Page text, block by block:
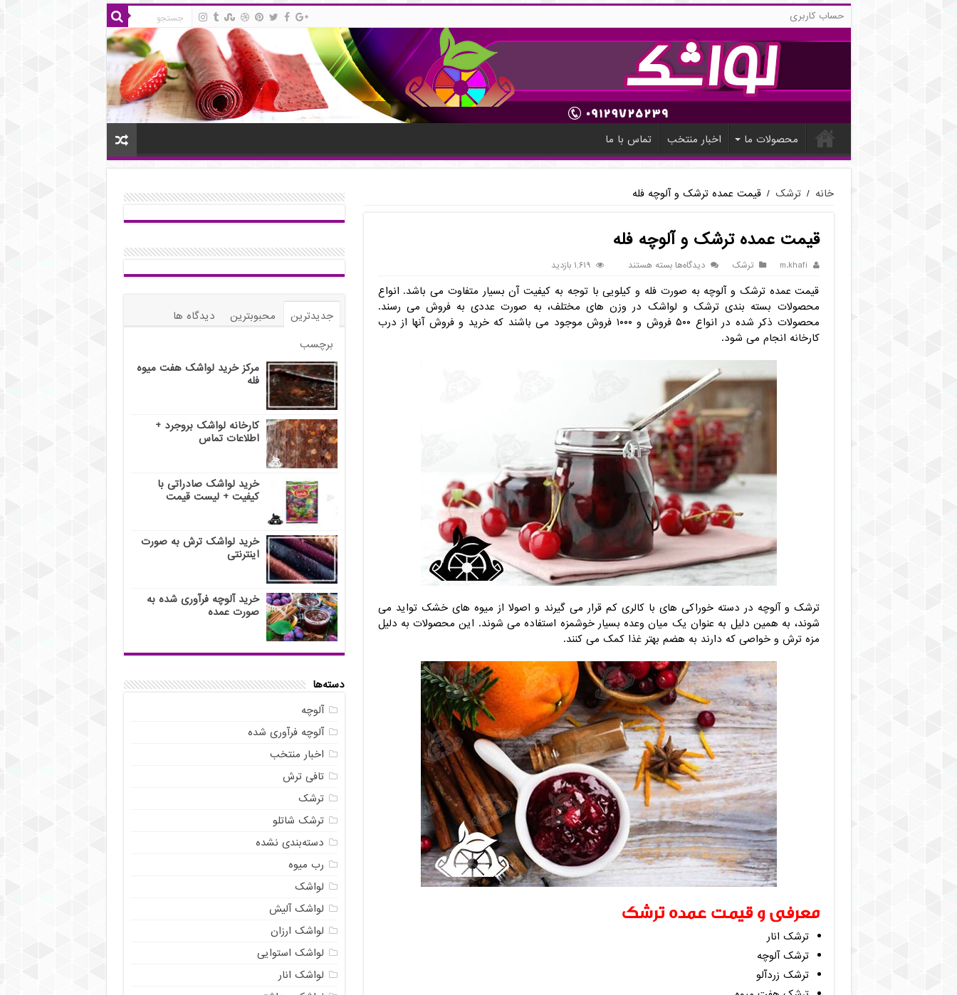
حساب کاربری
محصولات ما اخبار منتخب تماس با ما
خانه / ترشک / قیمت عمده ترشک و آلوچه فله
قیمت عمده ترشک و آلوچه فله
m.khafi ترشک دیدگاه‌هابرای
عمده
ترشک
و
آلوچه
بسته هستند ۱,۶۱۹ بازدید
قیمت عمده ترشک و آلوچه به صورت فله و کیلویی با توجه به کیفیت آن بسیار متفاوت می باشد. انواع
محصولات بسته بندی ترشک و لواشک در وزن های مختلف، به صورت عددی به فروش می رسند.
محصولات ذکر شده در انواع ۵۰۰ فروش و ۱۰۰۰ فروش موجود می باشند که خرید و فروش آنها از درب
کارخانه انجام می شود.
ترشک و آلوچه در دسته خوراکی های با کالری کم قرار می گیرند و اصولا از میوه های خشک تواید می
شوند، به همین دلیل به عنوان یک میان وعده بسیار خوشمزه استفاده می شوند. این محصولات به دلیل
مزه ترش و خواصی که دارند به هضم بهتر غذا کمک می کنند.
معرفی و قیمت عمده ترشک
ترشک انار
ترشک آلوچه
ترشک زردآلو
جدیدترین محبوبترین
دیدگاه ها
برچسب
مرکز خرید لواشک هفت میوه
فله
کارخانه لواشک بروجرد +
اطلاعات تماس
خرید لواشک صادراتی با
کیفیت + لیست قیمت
خرید لواشک ترش به صورت
اینترنتی
خرید آلوچه فرآوری شده به
صورت عمده
دسته‌ها
آلوچه
آلوچه فرآوری شده
اخبار منتخب
تافی ترش
ترشک
ترشک شاتلو
دسته‌بندی نشده
رب میوه
لواشک
لواشک آلیش
لواشک ارزان
لواشک استوایی
لواشک انار